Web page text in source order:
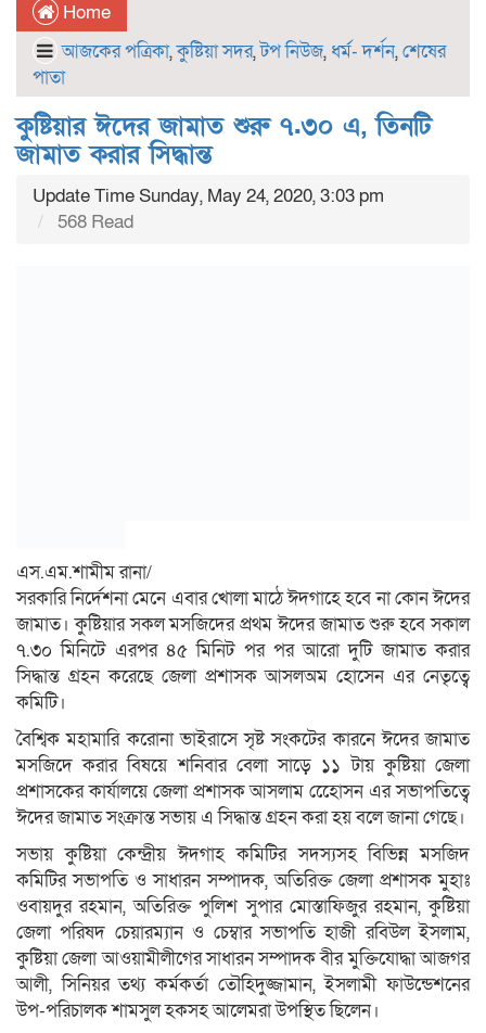
Home
আজকের পত্রিকা,কুষ্টিয়া সদর,টপ নিউজ, ধর্ম- দর্শন,শেষের
পাতা
কুষ্টিয়ার ঈদের জামাত শুরু ৭.৩০ এ, তিনটি
জামাত করার সিদ্ধান্ত
Update Time Sunday, May 24, 2020, 3:03 pm
568 Read
এস.এম.শামীম রানা/
সরকারি নির্দেশনা মেনে এবার খোলা মাঠে ঈদগাহে হবে না কোন ঈদের
জামাত। কুষ্টিয়ার সকল মসজিদের প্রথম ঈদের জামাত শুরু হবে সকাল
৭.৩০ মিনিটে এরপর ৪৫ মিনিট পর পর আরো দুটি জামাত করার
সিদ্ধান্ত গ্রহন করেছে জেলা প্রশাসক আসলঅম হোসেন এর নেতৃত্বে
কমিটি।
বৈশ্বিক মহামারি করোনা ভাইরাসে সৃষ্ট সংকটের কারনে ঈদের জামাত
মসজিদে করার বিষয়ে শনিবার বেলা সাড়ে ১১ টায় কুষ্টিয়া জেলা
প্রশাসকের কার্যালয়ে জেলা প্রশাসক আসলাম হোেেসন এর সভাপতিত্বে
ঈদের জামাত সংক্রান্ত সভায় এ সিদ্ধান্ত গ্রহন করা হয় বলে জানা গেছে।
সভায় কুষ্টিয়া কেন্দ্রীয় ঈদগাহ কমিটির সদস্যসহ বিভিন্ন মসজিদ
কমিটির সভাপতি ও সাধারন সম্পাদক, অতিরিক্ত জেলা প্রশাসক মুহাঃ
ওবায়দুর রহমান, অতিরিক্ত পুলিশ সুপার মোস্তাফিজুর রহমান, কুষ্টিয়া
জেলা পরিষদ চেয়ারম্যান ও চেম্বার সভাপতি হাজী রবিউল ইসলাম,
কুষ্টিয়া জেলা আওয়ামীলীগের সাধারন সম্পাদক বীর মুক্তিযোদ্ধা আজগর
আলী, সিনিয়র তথ্য কর্মকর্তা তৌহিদুজ্জামান, ইসলামী ফাউন্ডেশনের
উপ-পরিচালক শামসুল হকসহ আলেমরা উপস্থিত ছিলেন।